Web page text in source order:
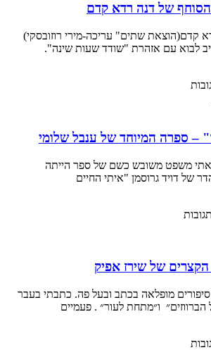
של דנה רדא קדם
קדם(הוצאת שתים" עריכה-מירי רוזובסקי)
לבוא עם אזהרת "שודד שעות שינה".
– ספרה המיוחד של ענבל שלומי
משפט משובש כשם של ספר הייתה
של דויד גרוסמן "איתי החיים
של שירז אפיק
מופלאה בכתב ובעל פה. כתבתי בעבר
הברווזים״ ו״מתחת לעור״ . פעמיים